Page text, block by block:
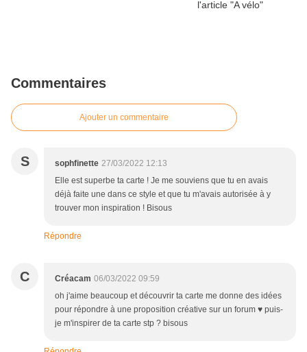
Commentaires
Ajouter un commentaire
S sophfinette 27/03/2022 12:13
Elle est superbe ta carte ! Je me souviens que tu en avais
déjà faite une dans ce style et que tu m'avais autorisée à y
trouver mon inspiration ! Bisous
Répondre
C Créacam 06/03/2022 09:59
oh j'aime beaucoup et découvrir ta carte me donne des idées
pour répondre à une proposition créative sur un forum ♥ puis-
je m'inspirer de ta carte stp ? bisous